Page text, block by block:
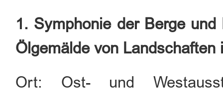
1. Symphonie der Berge
Ölgemälde von Landschaften
Ort: Ost- und